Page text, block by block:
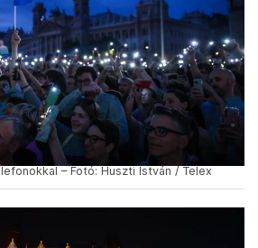
– Fotó: Huszti István / Telex